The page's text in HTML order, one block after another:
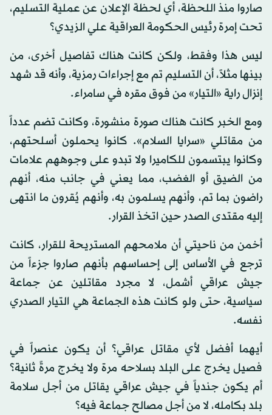
صاروا منذ اللحظة، أي لحظة الإعلان عن عملية التسليم،
تحت إمرة رئيس الحكومة العراقية علي الزيدي؟
ليس هذا وفقط، ولكن كانت هناك تفاصيل أخرى، من
بينها مثلاً، أن التسليم تم مع إجراءات رمزية، وأنه قد شهد
إنزال راية «التيار» من فوق مقره في سامراء.
ومع الخبر كانت هناك صورة منشورة، وكانت تضم عدداً
من مقاتلي «سرايا السلام». كانوا يحملون أسلحتهم،
وكانوا يبتسمون للكاميرا ولا تبدو على وجوههم علامات
من الضيق أو الغضب، مما يعني في جانب منه، أنهم
راضون بما تم، وأنهم يسلمون به، وأنهم يُقرون ما انتهى
إليه مقتدى الصدر حين اتخذ القرار.
أخمن من ناحيتي أن ملامحهم المستريحة للقرار، كانت
ترجع في الأساس إلى إحساسهم بأنهم صاروا جزءاً من
جيش عراقي أشمل، لا مجرد مقاتلين عن جماعة
سياسية، حتى ولو كانت هذه الجماعة هي التيار الصدري
نفسه.
أيهما أفضل لأي مقاتل عراقي؟ أن يكون عنصراً في
فصيل يخرج على البلد بسلاحه مرة ولا يخرج مرةً ثانية؟
أم يكون جندياً في جيش عراقي يقاتل من أجل سلامة
بلد بكامله، لا من أجل مصالح جماعة فيه؟